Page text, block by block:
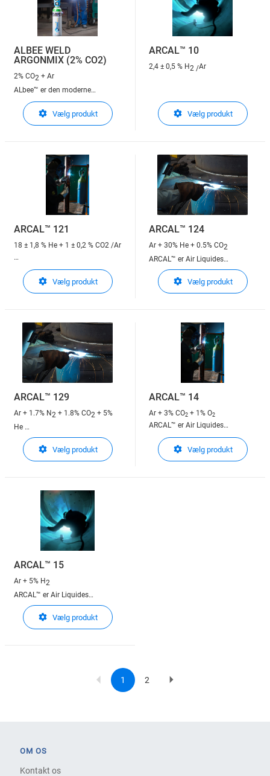
ALBEE WELD
ARGONMIX (2% CO2)
2% CO2 + Ar
ALbee™ er den moderne
bytteflaske til svejsere,
håndværkere og landmænd, som
ønsker en fleksibel gasflaske
gang med din svejsning.
Vælg produkt
ARCAL™ 10
2,4 ± 0,5 % H2 /Ar
ARCAL™ er Air Liquides
beskyttelsesgasser til
lysbuesvejsning
Vælg produkt
ARCAL™ 121
18 ± 1,8 % He + 1 ± 0,2 % CO2 /Ar
ARCAL™ er Air Liquides
beskyttelsesgasser til
lysbuesvejsning
Vælg produkt
ARCAL™ 124
Ar + 30% He + 0.5% CO2
ARCAL™ er Air Liquides
beskyttelsesgasser til
lysbuesvejsningVælg produkt
ARCAL™ 129
Ar + 1.7% N2 + 1.8% CO2
He
ARCAL™ er Air Liquides
beskyttelsesgasser til
lysbuesvejsning
Vælg produkt
ARCAL™ 14
Ar + 3% CO2 + 1% O2
ARCAL™ er Air Liquides
beskyttelsesgasser til
lysbuesvejsningVælg produkt
ARCAL™ 15
Ar + 5% H2
ARCAL™ er Air Liquides
beskyttelsesgasser til
lysbuesvejsningVælg produkt
Current
page
1 Page
2
Next
OM OS
Kontakt os